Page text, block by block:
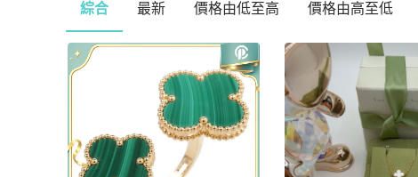
綜合 最新 價格由低至高 價格由高至低